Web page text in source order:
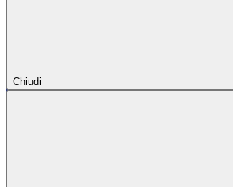
Chiudi